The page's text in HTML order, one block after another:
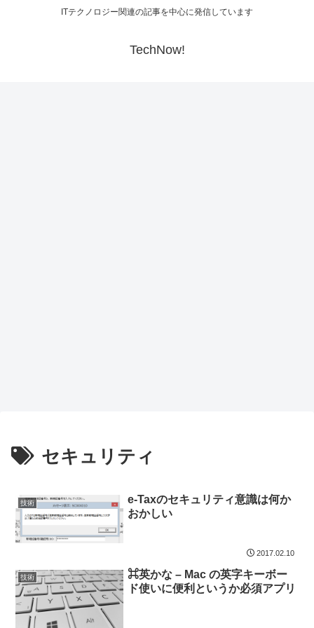
ITテクノロジー関連の記事を中心に発信しています
TechNow!
セキュリティ
技術
e-Taxのセキュリティ意識は何か
おかしい
2017.02.10
技術
⌘英かな – Mac の英字キーボー
ド使いに便利というか必須アプリ